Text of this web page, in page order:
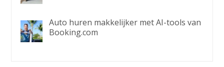
Auto huren makkelijker met AI-tools van
Booking.com